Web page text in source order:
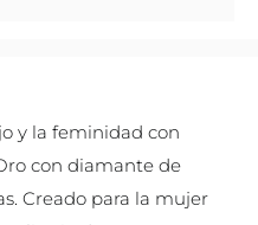
y la feminidad con
con diamante de
Creado para la mujer